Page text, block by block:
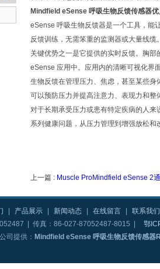
Mindfield eSense 呼吸生物反馈传感器
eSense 呼吸生物反馈器是一个工具，能
反馈训练，无需笨重的监测器或大量线
关键优势之一是它提供的实时反馈。胸
eSense 应用中。应用内的清晰可视化界
生物反馈在管理压力、焦虑，甚至某些
可以预防压力并提高注意力、表现力和整
对于长期承受压力或患有特定疾病的人
系列健康问题，从压力管理到增强放松和
上一篇 : Muscle ProMindfield eSense 2
产品展示 新闻动态 在线留言
联系我们
| 传真：86-027-87052487-8015 |
鄂
司提供： Mindfield eSense 呼吸生物反馈传感器